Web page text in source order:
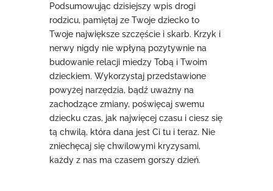
Podsumowując dzisiejszy wpis drogi
rodzicu, pamiętaj ze Twoje dziecko to
Twoje największe szczęście i skarb. Krzyk i
nerwy nigdy nie wpłyną pozytywnie na
budowanie relacji miedzy Tobą i Twoim
dzieckiem. Wykorzystaj przedstawione
powyżej narzędzia, bądź uważny na
zachodzące zmiany, poświęcaj swemu
dziecku czas, jak najwięcej czasu i ciesz się
tą chwilą, która dana jest Ci tu i teraz. Nie
zniechęcaj się chwilowymi kryzysami,
każdy z nas ma czasem gorszy dzień.